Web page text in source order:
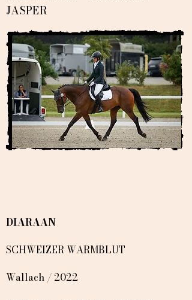
JASPER
DIARAAN
SCHWEIZER WARMBLUT
Wallach / 2022